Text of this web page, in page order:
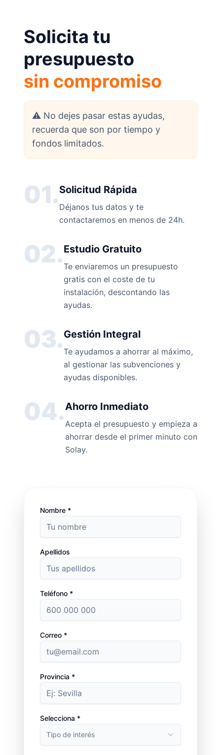
Solicita tu
presupuesto
sin compromiso
⚠️ No dejes pasar estas ayudas,
recuerda que son por tiempo y
fondos limitados.
01.Solicitud Rápida
Déjanos tus datos y te
contactaremos en menos de 24h.
02.Estudio Gratuito
Te enviaremos un presupuesto
gratis con el coste de tu
instalación, descontando las
ayudas.
03.Gestión Integral
Te ayudamos a ahorrar al máximo,
al gestionar las subvenciones y
ayudas disponibles.
04.Ahorro Inmediato
Acepta el presupuesto y empieza a
ahorrar desde el primer minuto con
Solay.
Nombre *
Apellidos
Teléfono *
Correo *
Provincia *
Selecciona *
Tipo de interés